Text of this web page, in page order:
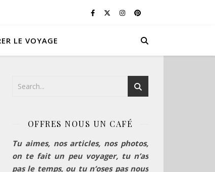
LE VOYAGE
OFFRES NOUS UN CAFÉ
Tu aimes, nos articles, nos photos,
on te fait un peu voyager, tu n’as
pas le temps, ou tu n’oses pas nous